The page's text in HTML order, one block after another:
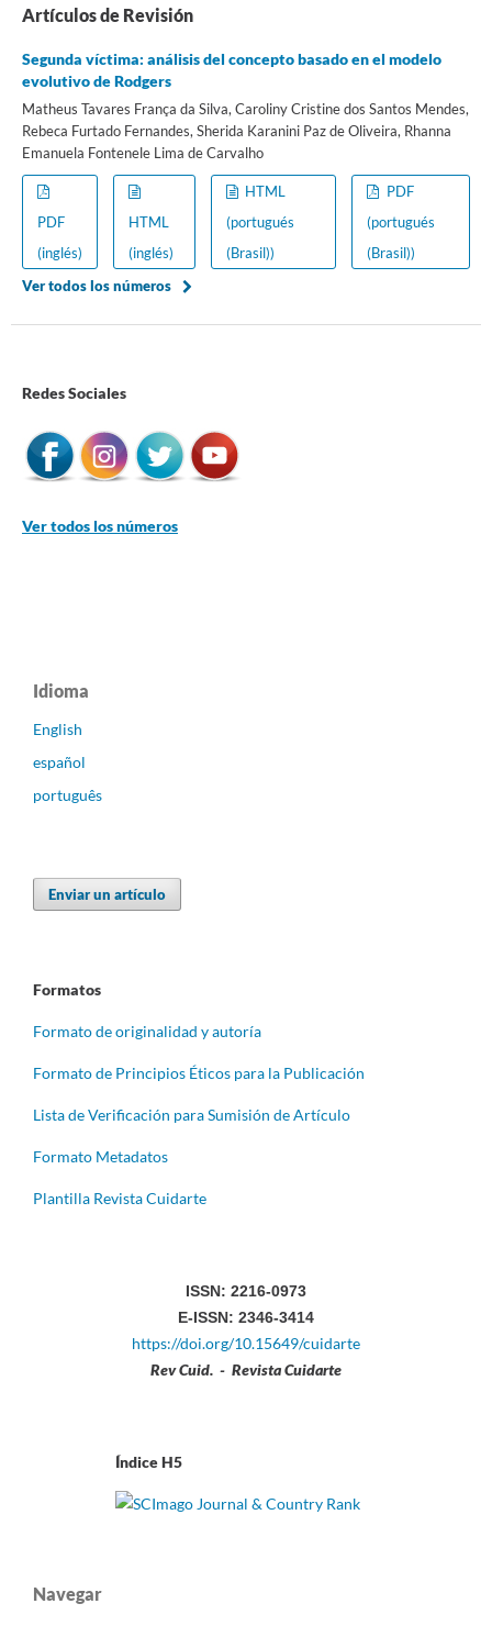
Artículos de Revisión
Segunda víctima: análisis del concepto basado en el modelo
evolutivo de Rodgers
Matheus Tavares França da Silva, Caroliny Cristine dos Santos Mendes,
Rebeca Furtado Fernandes, Sherida Karanini Paz de Oliveira, Rhanna
Emanuela Fontenele Lima de Carvalho
PDF
(inglés)
HTML
(inglés)
HTML
(portugués
(Brasil))
PDF
(portugués
(Brasil))
Ver todos los números
Redes Sociales
Ver todos los números
Idioma
English
español
português
Enviar un artículo
Formatos
Formato de originalidad y autoría
Formato de Principios Éticos para la Publicación
Lista de Verificación para Sumisión de Artículo
Formato Metadatos
Plantilla Revista Cuidarte
ISSN: 2216-0973
E-ISSN: 2346-3414
https://doi.org/10.15649/cuidarte
Rev Cuid. - Revista Cuidarte
Índice H5
Navegar